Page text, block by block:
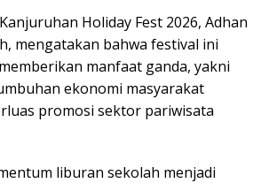
Holiday Fest 2026, Adhan
mengatakan bahwa festival ini
manfaat ganda, yakni
ekonomi masyarakat
promosi sektor pariwisata
liburan sekolah menjadi